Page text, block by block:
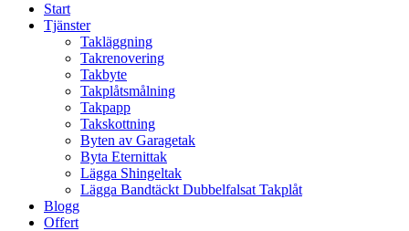
Start
Tjänster
Takläggning
Takrenovering
Takbyte
Takplåtsmålning
Takpapp
Takskottning
Byten av Garagetak
Byta Eternittak
Lägga Shingeltak
Lägga Bandtäckt Dubbelfalsat Takplåt
Blogg
Offert